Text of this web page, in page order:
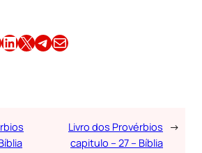
Share this article on LinkedIn Share this article on X Share this article on TelegramEmail this Article
Livro dos Provérbios
capitulo – 27 – Bíblia
→